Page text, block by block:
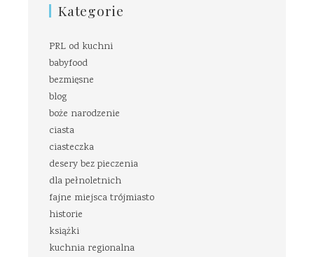
Kategorie
PRL od kuchni
babyfood
bezmięsne
blog
boże narodzenie
ciasta
ciasteczka
desery bez pieczenia
dla pełnoletnich
fajne miejsca trójmiasto
historie
książki
kuchnia regionalna